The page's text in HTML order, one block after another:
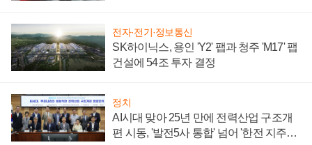
전자·전기·정보통신
SK하이닉스, 용인 'Y2' 팹과 청주 'M17' 팹
건설에 54조 투자 결정
정치
AI시대 맞아 25년 만에 전력산업 구조개
편 시동, '발전5사 통합' 넘어 '한전 지주사'